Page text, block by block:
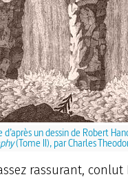
un dessin de Robert
(Tome II), par Charles
rassurant, conlut